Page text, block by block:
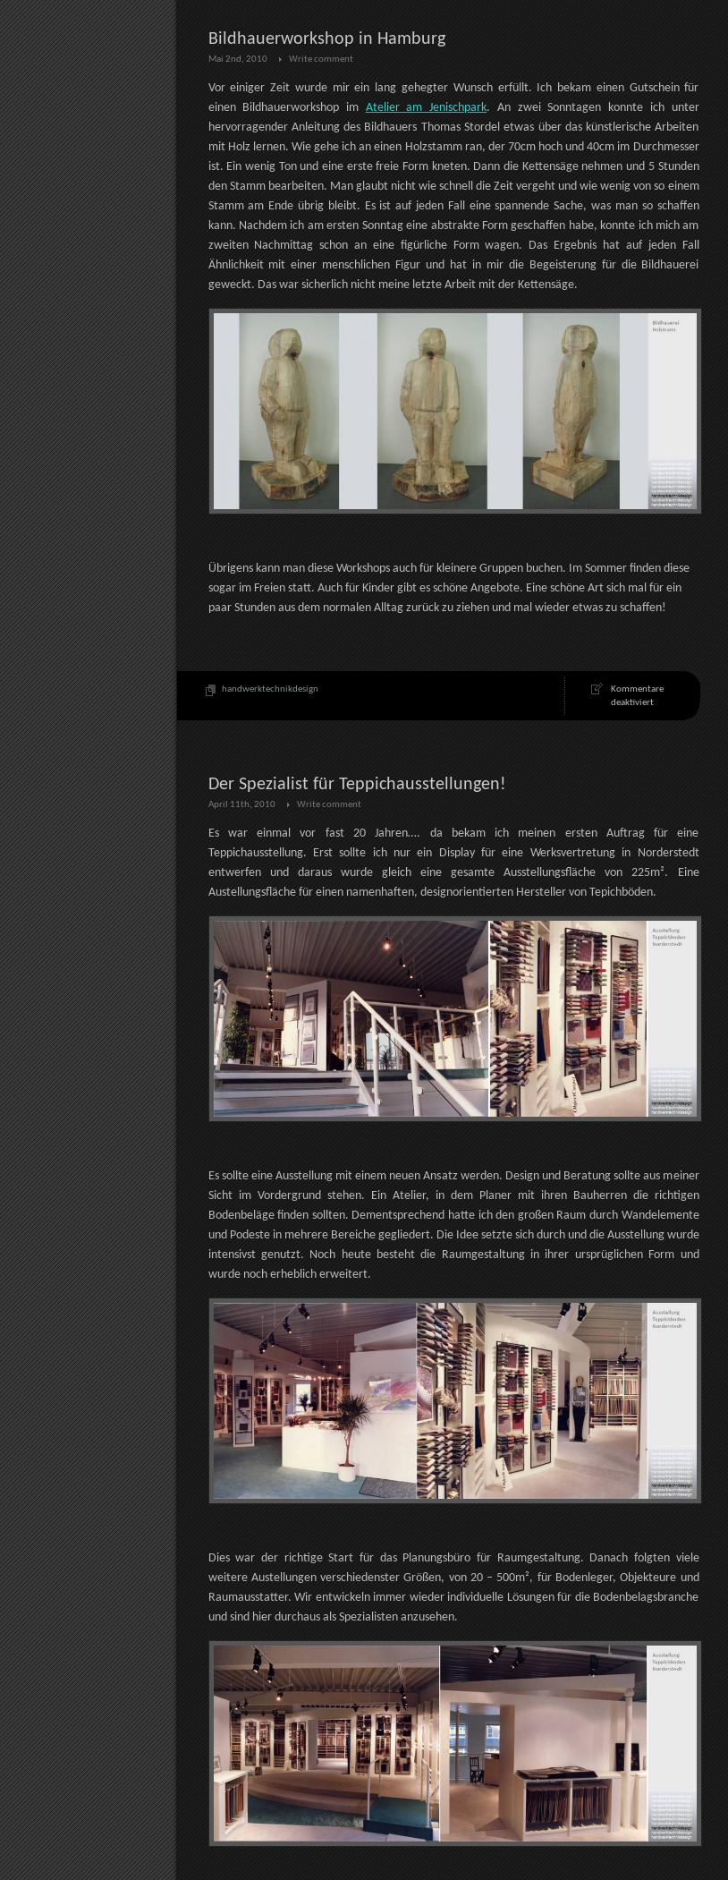
Bildhauerworkshop in Hamburg
Mai 2nd, 2010 Write comment
Vor einiger Zeit wurde mir ein lang gehegter Wunsch erfüllt. Ich bekam einen Gutschein für
einen Bildhauerworkshop im Atelier am Jenischpark. An zwei Sonntagen konnte ich unter
hervorragender Anleitung des Bildhauers Thomas Stordel etwas über das künstlerische Arbeiten
mit Holz lernen. Wie gehe ich an einen Holzstamm ran, der 70cm hoch und 40cm im Durchmesser
ist. Ein wenig Ton und eine erste freie Form kneten. Dann die Kettensäge nehmen und 5 Stunden
den Stamm bearbeiten. Man glaubt nicht wie schnell die Zeit vergeht und wie wenig von so einem
Stamm am Ende übrig bleibt. Es ist auf jeden Fall eine spannende Sache, was man so schaffen
kann. Nachdem ich am ersten Sonntag eine abstrakte Form geschaffen habe, konnte ich mich am
zweiten Nachmittag schon an eine figürliche Form wagen. Das Ergebnis hat auf jeden Fall
Ähnlichkeit mit einer menschlichen Figur und hat in mir die Begeisterung für die Bildhauerei
geweckt. Das war sicherlich nicht meine letzte Arbeit mit der Kettensäge.
Übrigens kann man diese Workshops auch für kleinere Gruppen buchen. Im Sommer finden diese
sogar im Freien statt. Auch für Kinder gibt es schöne Angebote. Eine schöne Art sich mal für ein
paar Stunden aus dem normalen Alltag zurück zu ziehen und mal wieder etwas zu schaffen!
handwerktechnikdesign
Kommentare
deaktiviertfür
Bildhauerworkshop
Der Spezialist für Teppichausstellungen!
April 11th, 2010 Write comment
Es war einmal vor fast 20 Jahren…. da bekam ich meinen ersten Auftrag für eine
Teppichausstellung. Erst sollte ich nur ein Display für eine Werksvertretung in Norderstedt
entwerfen und daraus wurde gleich eine gesamte Ausstellungsfläche von 225m². Eine
Austellungsfläche für einen namenhaften, designorientierten Hersteller von Tepichböden.
Es sollte eine Ausstellung mit einem neuen Ansatz werden. Design und Beratung sollte aus meiner
Sicht im Vordergrund stehen. Ein Atelier, in dem Planer mit ihren Bauherren die richtigen
Bodenbeläge finden sollten. Dementsprechend hatte ich den großen Raum durch Wandelemente
und Podeste in mehrere Bereiche gegliedert. Die Idee setzte sich durch und die Ausstellung wurde
intensivst genutzt. Noch heute besteht die Raumgestaltung in ihrer ursprüglichen Form und
wurde noch erheblich erweitert.
Dies war der richtige Start für das Planungsbüro für Raumgestaltung. Danach folgten viele
weitere Austellungen verschiedenster Größen, von 20 – 500m², für Bodenleger, Objekteure und
Raumausstatter. Wir entwickeln immer wieder individuelle Lösungen für die Bodenbelagsbranche
und sind hier durchaus als Spezialisten anzusehen.